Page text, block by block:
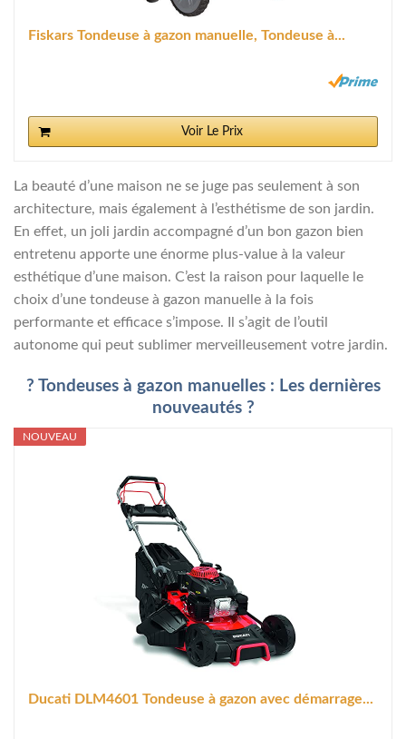
Fiskars Tondeuse à gazon manuelle, Tondeuse à...
Voir Le Prix
La beauté d’une maison ne se juge pas seulement à son
architecture, mais également à l’esthétisme de son jardin.
En effet, un joli jardin accompagné d’un bon gazon bien
entretenu apporte une énorme plus-value à la valeur
esthétique d’une maison. C’est la raison pour laquelle le
choix d’une tondeuse à gazon manuelle à la fois
performante et efficace s’impose. Il s’agit de l’outil
autonome qui peut sublimer merveilleusement votre jardin.
? Tondeuses à gazon manuelles : Les dernières
nouveautés ?
NOUVEAU
Ducati DLM4601 Tondeuse à gazon avec démarrage...